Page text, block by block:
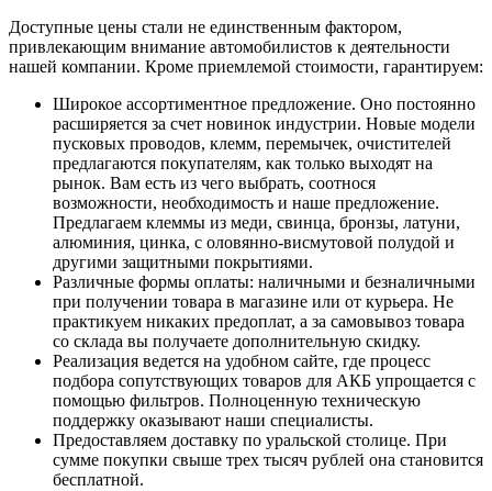
Доступные цены стали не единственным фактором,
привлекающим внимание автомобилистов к деятельности
нашей компании. Кроме приемлемой стоимости, гарантируем:
Широкое ассортиментное предложение. Оно постоянно
расширяется за счет новинок индустрии. Новые модели
пусковых проводов, клемм, перемычек, очистителей
предлагаются покупателям, как только выходят на
рынок. Вам есть из чего выбрать, соотнося
возможности, необходимость и наше предложение.
Предлагаем клеммы из меди, свинца, бронзы, латуни,
алюминия, цинка, с оловянно-висмутовой полудой и
другими защитными покрытиями.
Различные формы оплаты: наличными и безналичными
при получении товара в магазине или от курьера. Не
практикуем никаких предоплат, а за самовывоз товара
со склада вы получаете дополнительную скидку.
Реализация ведется на удобном сайте, где процесс
подбора сопутствующих товаров для АКБ упрощается с
помощью фильтров. Полноценную техническую
поддержку оказывают наши специалисты.
Предоставляем доставку по уральской столице. При
сумме покупки свыше трех тысяч рублей она становится
бесплатной.